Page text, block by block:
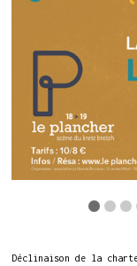
Déclinaison de la